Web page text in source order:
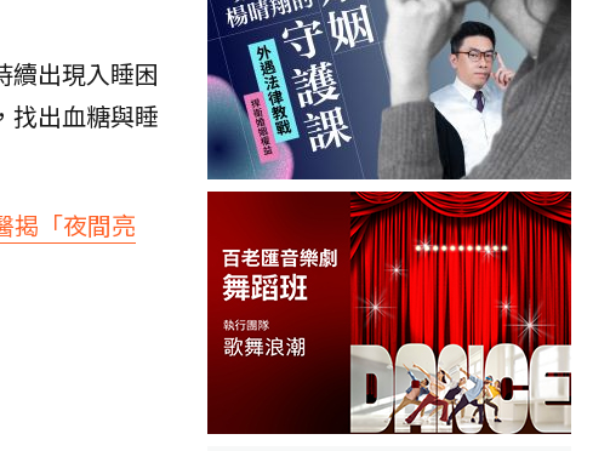
續出現入睡困
找出血糖與睡
揭「夜間亮